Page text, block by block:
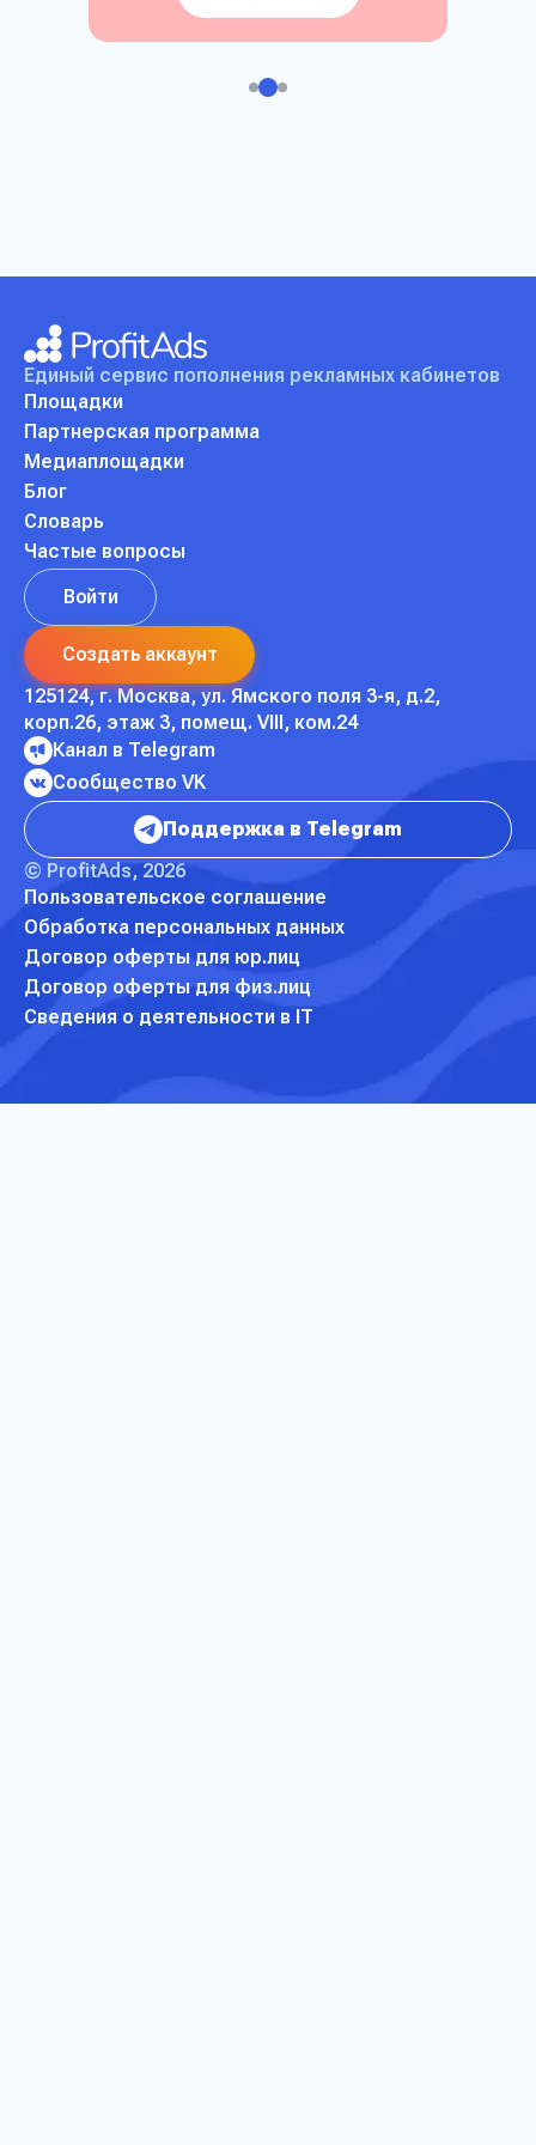
Единый сервис пополнения рекламных кабинетов
Площадки
Партнерская программа
Медиаплощадки
Блог
Словарь
Частые вопросы
Войти
Создать аккаунт
125124, г. Москва,ул. Ямского поля 3-я, д.2,
корп.26, этаж 3, помещ. VIII, ком.24
Канал в Telegram
Сообщество VK
Поддержка в Telegram
© ProfitAds, 2026
Пользовательское соглашение
Обработка персональных данных
Договор оферты для юр.лиц
Договор оферты для физ.лиц
Сведения о деятельности в IT